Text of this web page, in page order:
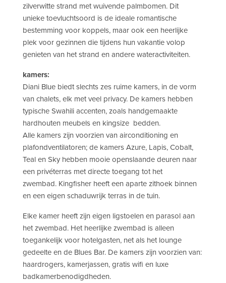
zilverwitte strand met wuivende palmbomen. Dit
unieke toevluchtsoord is de ideale romantische
bestemming voor koppels, maar ook een heerlijke
plek voor gezinnen die tijdens hun vakantie volop
genieten van het strand en andere wateractiviteiten.
kamers:
Diani Blue biedt slechts zes ruime kamers, in de vorm
van chalets, elk met veel privacy. De kamers hebben
typische Swahili accenten, zoals handgemaakte
hardhouten meubels en kingsize bedden.
Alle kamers zijn voorzien van airconditioning en
plafondventilatoren; de kamers Azure, Lapis, Cobalt,
Teal en Sky hebben mooie openslaande deuren naar
een privéterras met directe toegang tot het
zwembad. Kingfisher heeft een aparte zithoek binnen
en een eigen schaduwrijk terras in de tuin.
Elke kamer heeft zijn eigen ligstoelen en parasol aan
het zwembad. Het heerlijke zwembad is alleen
toegankelijk voor hotelgasten, net als het lounge
gedeelte en de Blues Bar. De kamers zijn voorzien van:
haardrogers, kamerjassen, gratis wifi en luxe
badkamerbenodigdheden.